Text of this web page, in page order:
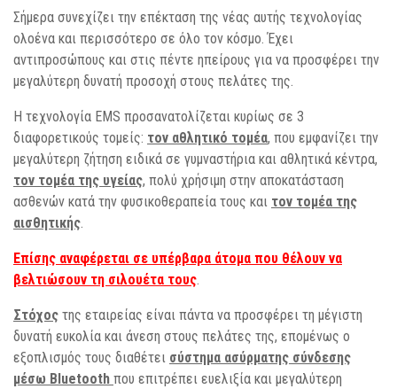
Σήμερα συνεχίζει την επέκταση της νέας αυτής τεχνολογίας
ολοένα και περισσότερο σε όλο τον κόσμο. Έχει
αντιπροσώπους και στις πέντε ηπείρους για να προσφέρει την
μεγαλύτερη δυνατή προσοχή στους πελάτες της.
Η τεχνολογία EMS προσανατολίζεται κυρίως σε 3
διαφορετικούς τομείς: τον αθλητικό τομέα, που εμφανίζει την
μεγαλύτερη ζήτηση ειδικά σε γυμναστήρια και αθλητικά κέντρα,
τον τομέα της υγείας, πολύ χρήσιμη στην αποκατάσταση
ασθενών κατά την φυσικοθεραπεία τους και τον τομέα της
αισθητικής.
Επίσης αναφέρεται σε υπέρβαρα άτομα που θέλουν να
βελτιώσουν τη σιλουέτα τους.
Στόχος της εταιρείας είναι πάντα να προσφέρει τη μέγιστη
δυνατή ευκολία και άνεση στους πελάτες της, επομένως ο
εξοπλισμός τους διαθέτει σύστημα ασύρματης σύνδεσης
μέσω Bluetooth που επιτρέπει ευελιξία και μεγαλύτερη